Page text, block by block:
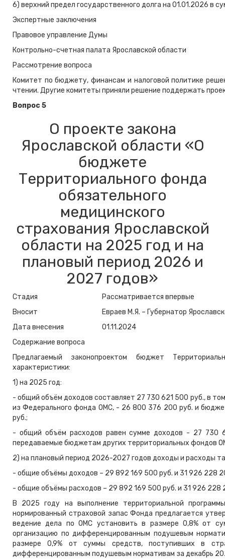
6) верхний предел государственного долга на 01.01.2026 в
Экспертные заключения
Правовое управление Думы
Контрольно-счетная палата Ярославской области
Рассмотрение вопроса
Комитет по бюджету, финансам и налоговой политике
чтении. Другие комитеты приняли решение поддержать
Вопрос 5
О проекте закона
Ярославской области «О
бюджете
Территориального фонда
обязательного
медицинского
страхования Ярославской
области на 2025 год и на
плановый период 2026 и
2027 годов»
Стадия
Рассматривается впервые
Вносит
Евраев М.Я. – Губернатор
Дата внесения
01.11.2024
Содержание вопроса
Предлагаемый законопроектом бюджет
характеристики:
1) на 2025 год:
- общий объём доходов составляет 27 730 621 500 руб., в
из Федерального фонда ОМС, - 26 800 376 200 руб. и
руб.;
- общий объём расходов равен сумме доходов - 27
передаваемые бюджетам других территориальных фондов
2) на плановый период 2026-2027 годов доходы и расходы
- общие объёмы доходов – 29 892 169 500 руб. и 31 926 228
- общие объёмы расходов – 29 892 169 500 руб. и 31 926 228
В 2025 году на выполнение территориальной
нормированный страховой запас Фонда предлагается
ведение дела по ОМС установить в размере 0,8% от
организацию по дифференцированным подушевым
размере 0,9% от суммы средств, поступивших в
дифференцированным подушевым нормативам за декабрь